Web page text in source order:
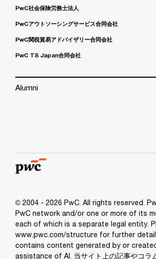
PwC社会保険労務士法人
PwCアウトソーシングサービス合同会社
PwC関税貿易アドバイザリー合同会社
PwC TS Japan合同会社
Alumni
© 2004 - 2026 PwC. All rights reserved.
PwC network and/or one or more of its
each of which is a separate legal entity.
www.pwc.com/structure for further
contains content generated by or
assistance of AI. 当サイト上の記事やコラ